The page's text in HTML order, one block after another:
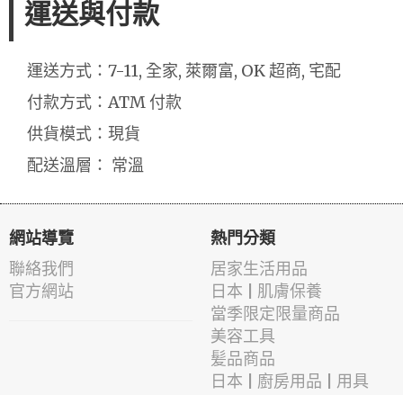
運送與付款
運送方式：7-11, 全家, 萊爾富, OK 超商, 宅配
付款方式：ATM 付款
供貨模式：現貨
配送溫層： 常溫
網站導覽
聯絡我們
官方網站
熱門分類
居家生活用品
日本 | 肌膚保養
當季限定限量商品
美容工具
髪品商品
日本 | 廚房用品 | 用具